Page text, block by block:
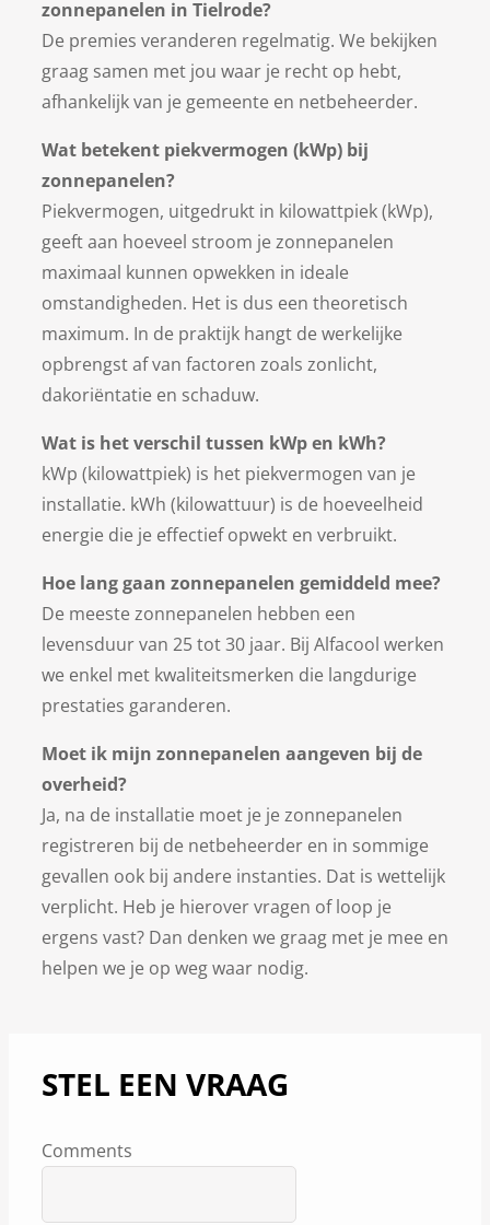
zonnepanelen in Tielrode?
De premies veranderen regelmatig. We bekijken
graag samen met jou waar je recht op hebt,
afhankelijk van je gemeente en netbeheerder.
Wat betekent piekvermogen (kWp) bij
zonnepanelen?
Piekvermogen, uitgedrukt in kilowattpiek (kWp),
geeft aan hoeveel stroom je zonnepanelen
maximaal kunnen opwekken in ideale
omstandigheden. Het is dus een theoretisch
maximum. In de praktijk hangt de werkelijke
opbrengst af van factoren zoals zonlicht,
dakoriëntatie en schaduw.
Wat is het verschil tussen kWp en kWh?
kWp (kilowattpiek) is het piekvermogen van je
installatie. kWh (kilowattuur) is de hoeveelheid
energie die je effectief opwekt en verbruikt.
Hoe lang gaan zonnepanelen gemiddeld mee?
De meeste zonnepanelen hebben een
levensduur van 25 tot 30 jaar. Bij Alfacool werken
we enkel met kwaliteitsmerken die langdurige
prestaties garanderen.
Moet ik mijn zonnepanelen aangeven bij de
overheid?
Ja, na de installatie moet je je zonnepanelen
registreren bij de netbeheerder en in sommige
gevallen ook bij andere instanties. Dat is wettelijk
verplicht. Heb je hierover vragen of loop je
ergens vast? Dan denken we graag met je mee en
helpen we je op weg waar nodig.
STEL EEN VRAAG
Comments